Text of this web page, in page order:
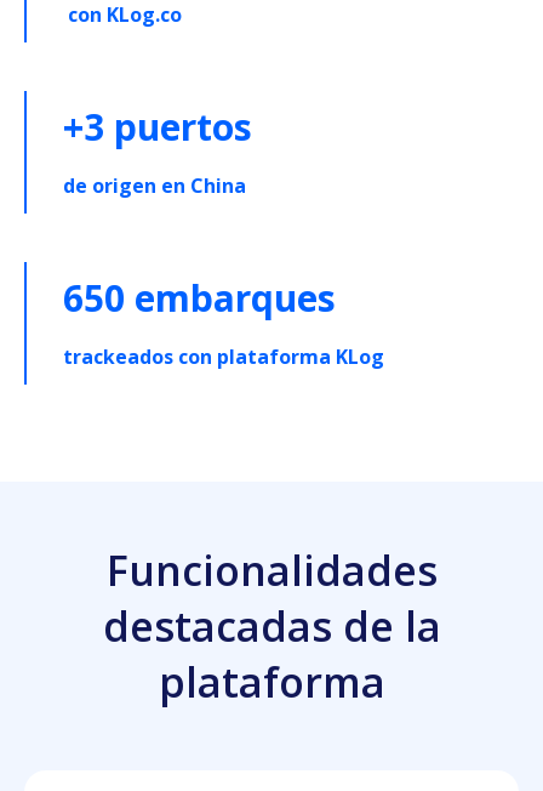
con KLog.co
+3 puertos
de origen en China
650 embarques
trackeados con plataforma KLog
Funcionalidades
destacadas de la
plataforma